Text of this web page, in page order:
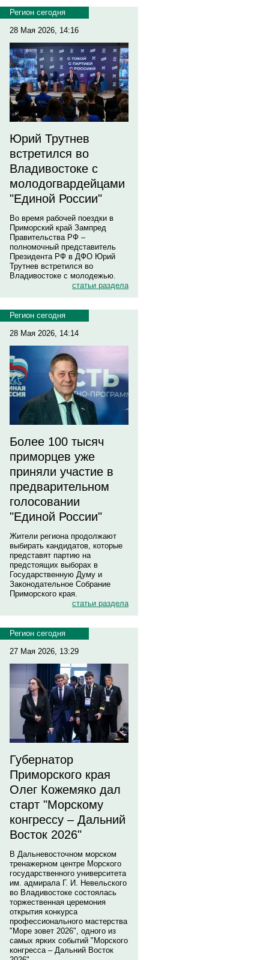
Регион сегодня
28 Мая 2026, 14:16
Юрий Трутнев
встретился во
Владивостоке с
молодогвардейцами
"Единой России"
Во время рабочей поездки в
Приморский край Зампред
Правительства РФ –
полномочный представитель
Президента РФ в ДФО Юрий
Трутнев встретился во
Владивостоке с молодежью.
статьи раздела
Регион сегодня
28 Мая 2026, 14:14
Более 100 тысяч
приморцев уже
приняли участие в
предварительном
голосовании
"Единой России"
Жители региона продолжают
выбирать кандидатов, которые
представят партию на
предстоящих выборах в
Государственную Думу и
Законодательное Собрание
Приморского края.
статьи раздела
Регион сегодня
27 Мая 2026, 13:29
Губернатор
Приморского края
Олег Кожемяко дал
старт "Морскому
конгрессу – Дальний
Восток 2026"
В Дальневосточном морском
тренажерном центре Морского
государственного университета
им. адмирала Г. И. Невельского
во Владивостоке состоялась
торжественная церемония
открытия конкурса
профессионального мастерства
"Море зовет 2026", одного из
самых ярких событий "Морского
конгресса – Дальний Восток